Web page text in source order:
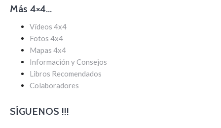
Más 4×4…
Vídeos 4x4
Fotos 4x4
Mapas 4x4
Información y Consejos
Libros Recomendados
Colaboradores
SÍGUENOS !!!